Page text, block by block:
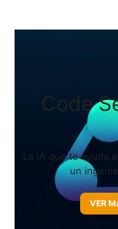
Code
La IA que te ayuda
un
VER